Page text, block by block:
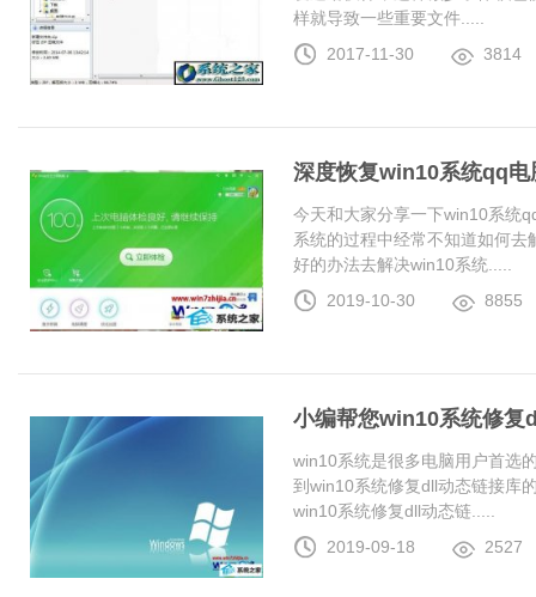
样就导致一些重要文件.....
2017-11-30
3814
深度恢复win10系统qq
今天和大家分享一下win10系统
系统的过程中经常不知道如何
好的办法去解决win10系统.....
2019-10-30
8855
小编帮您win10系统修复
win10系统是很多电脑用户首选
到win10系统修复dll动态链接库
win10系统修复dll动态链.....
2019-09-18
2527